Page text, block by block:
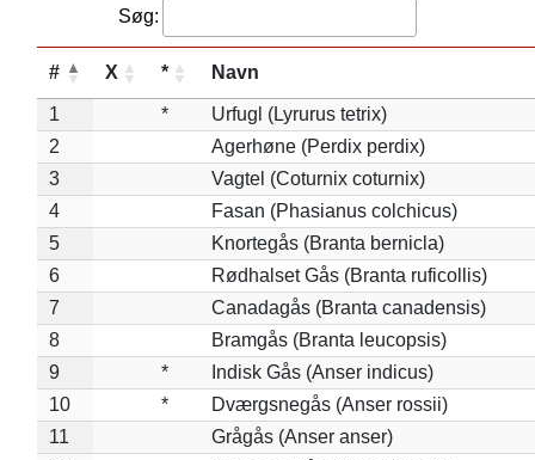
Søg:
# X * Navn
1 *
Urfugl (Lyrurus tetrix)
2
Agerhøne (Perdix perdix)
3
Vagtel (Coturnix coturnix)
4
Fasan (Phasianus colchicus)
5
Knortegås (Branta bernicla)
6
Rødhalset Gås (Branta ruficollis)
7
Canadagås (Branta canadensis)
8
Bramgås (Branta leucopsis)
9
*
Indisk Gås (Anser indicus)
10
*
Dværgsnegås (Anser rossii)
11
Grågås (Anser anser)